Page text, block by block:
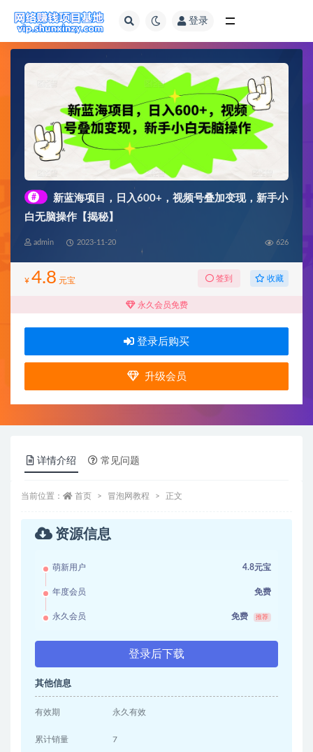
登录
#
新蓝海项目，日入600+，视频号叠加变现，新手小
白无脑操作【揭秘】
admin 2023-11-20 626
¥ 4.8 元宝 签到 收藏
永久会员免费
登录后购买
升级会员
详情介绍 常见问题
当前位置： 首页 冒泡网教程 正文
资源信息
萌新用户 4.8元宝
年度会员 免费
永久会员 免费 推荐
登录后下载
其他信息
有效期 永久有效
累计销量 7